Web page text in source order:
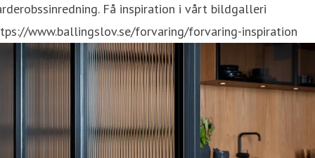
Få inspiration i vårt bildgalleri
www.ballingslov.se/forvaring/forvaring-inspiration